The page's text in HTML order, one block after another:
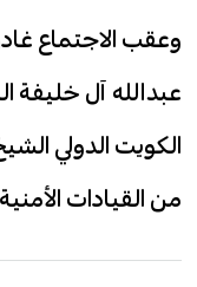
وعقب الاجتماع
عبدالله آل خليفة
الكويت الدولي
من القيادات